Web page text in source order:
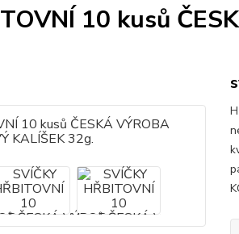
10 kusů